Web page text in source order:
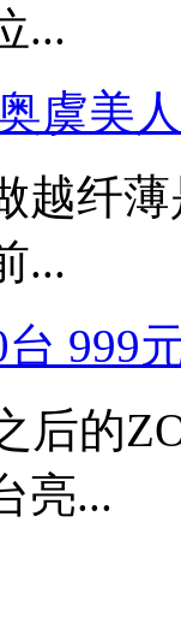
...
虞美
越纤
...
999
后的
亮...